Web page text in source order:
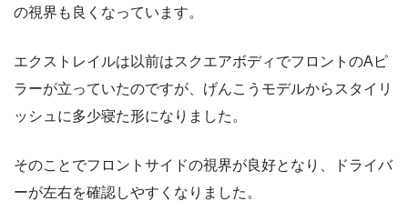
の視界も良くなっています。
エクストレイルは以前はスクエアボディでフロントのAピ
ラーが立っていたのですが、げんこうモデルからスタイリ
ッシュに多少寝た形になりました。
そのことでフロントサイドの視界が良好となり、ドライバ
ーが左右を確認しやすくなりました。